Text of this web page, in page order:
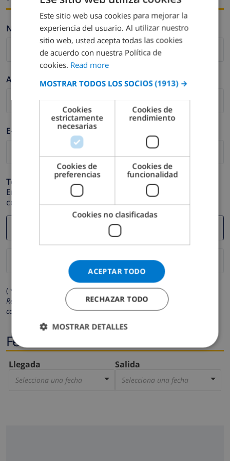
Nombre *
Apellidos *
E-mail *
Teléfono *
En caso de que su dirección de e-mail no funcione
correctamente.
( * Los campos marcados con un asterisco son obligatorios )
Respetamos su privacidad. Sus datos personales no serán
compartidos con ninguna otra persona o empresa.
Fechas
Llegada
Selecciona una fecha
Salida
Selecciona una fecha
ENGLISH
DUTCH
FRENCH
GERMAN
CATALAN
ITALIAN
DANISH
Este sitio web usa cookies para mejorar la
experiencia del usuario. Al utilizar nuestro
sitio web, usted acepta todas las cookies
de acuerdo con nuestra Política de
cookies. Read more
MOSTRAR TODOS LOS SOCIOS (1913) →
Cookies
estrictamente
necesarias
Cookies de
rendimiento
Cookies de
preferencias
Cookies de
funcionalidad
Cookies no clasificadas
ACEPTAR TODO
RECHAZAR TODO
MOSTRAR DETALLES